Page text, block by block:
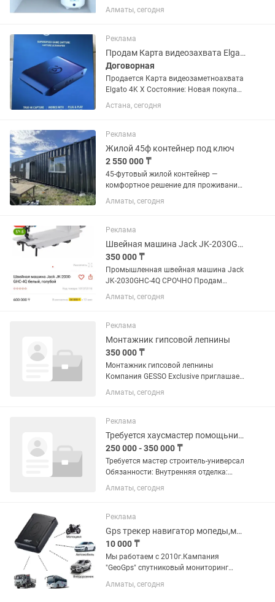
000 Установка трехступенчатого
фильтра - 8 000 Установка фильтра
картриджей - 2000 за...
Алматы, сегодня
Реклама
Продам Карта видеозахвата Elgato 4K X
Договорная
Продается Карта видеозаметноахвата
Elgato 4K X Состояние: Новая покупали
27.07.2026 года. Elgato 4K X — Внешняя
карта захвата нового поколения Elgato
устройство для...
Астана, сегодня
Реклама
Жилой 45ф контейнер под ключ
2 550 000 ₸
45-футовый жилой контейнер —
комфортное решение для проживания
круглый год. Просторный модуль
идеально подходит для дачи,
вахтовых поселков, офиса или
постоянного...
Алматы, сегодня
Реклама
Швейная машина Jack JK-2030GHC-4Q СРОЧНО Продам
350 000 ₸
Промышленная швейная машина Jack
JK-2030GHC-4Q СРОЧНО Продам
НОВУЮ в упаковке за 350 000тг.
Одноигольную Надежную швейную
платформой, верхним (лапка-перетоп)
и...
Алматы, сегодня
Реклама
Монтажник гипсовой лепнины
350 000 ₸
Монтажник гипсовой лепнины
Компания GESSO Exclusive приглашает
на работу монтажника гипсовой
лепнины. Обязанности: Монтаж
панели, декоративные элементы). ...
Алматы, сегодня
Реклама
Требуется хаусмастер помощьник по хозяйству.
250 000 - 350 000 ₸
Требуется мастер строитель-универсал
Обязанности: Внутренняя отделка:
качественный левкас, малярные
работы. Сантехника: монтаж систем,
Электрика: разводка...
Алматы, сегодня
Реклама
Gps трекер навигатор мопеды,машины,грузовые,расход топлива,блокир.двигателя
10 000 ₸
Мы работаем с 2010г.Кампания
"GeoGps" спутниковый мониторинг
топлива, блокировка двигателя, угол
Алматы, сегодня